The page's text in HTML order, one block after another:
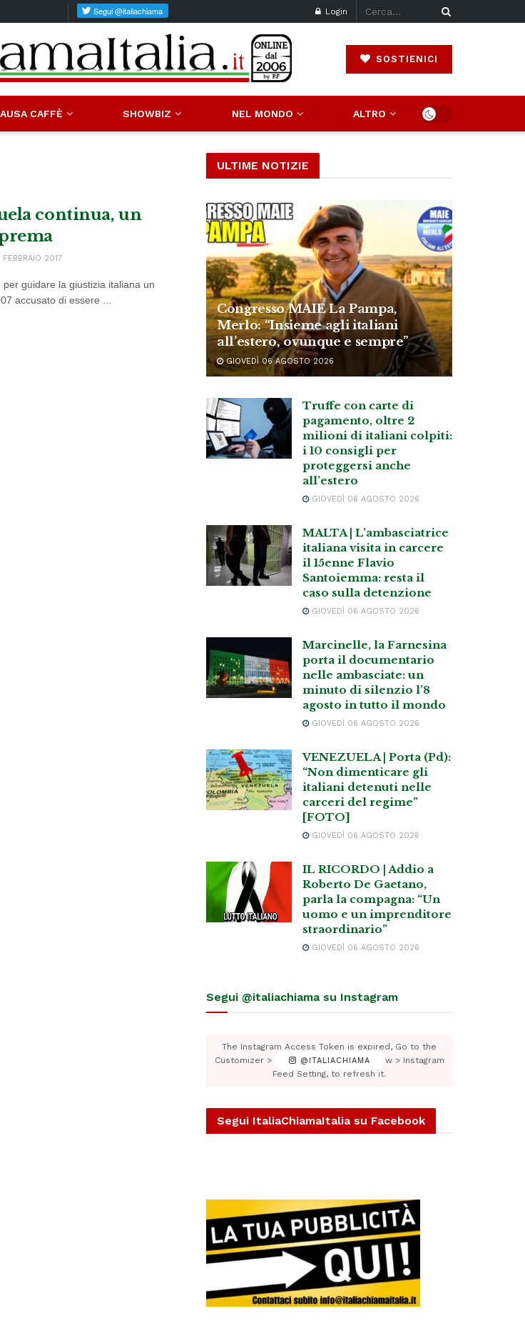
Login
SOSTIENICI
CAFFÈ SHOWBIZ NEL MONDO ALTRO
continua, un
2017
guidare la giustizia italiana un
accusato di essere ...
ULTIME NOTIZIE
Congresso MAIE La Pampa,
Merlo: “Insieme agli italiani
all’estero, ovunque e sempre”
GIOVEDÌ 06 AGOSTO 2026
Truffe con carte di
pagamento, oltre 2
milioni di italiani colpiti:
i 10 consigli per
proteggersi anche
all’estero
GIOVEDÌ 06 AGOSTO 2026
MALTA | L’ambasciatrice
italiana visita in carcere
il 15enne Flavio
Santoiemma: resta il
caso sulla detenzione
GIOVEDÌ 06 AGOSTO 2026
Marcinelle, la Farnesina
porta il documentario
nelle ambasciate: un
minuto di silenzio l’8
agosto in tutto il mondo
GIOVEDÌ 06 AGOSTO 2026
VENEZUELA | Porta (Pd):
“Non dimenticare gli
italiani detenuti nelle
carceri del regime”
[FOTO]
GIOVEDÌ 06 AGOSTO 2026
IL RICORDO | Addio a
Roberto De Gaetano,
parla la compagna: “Un
uomo e un imprenditore
straordinario”
GIOVEDÌ 06 AGOSTO 2026
Segui @italiachiama su Instagram
@ITALIACHIAMA
The Instagram Access Token is expired, Go to the
Customizer > JNews : Social, Like & View > Instagram
Feed Setting, to refresh it.
Segui ItaliaChiamaItalia su Facebook